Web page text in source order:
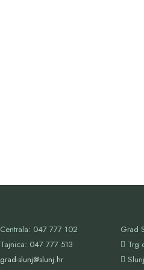
Centrala: 047 777 102
Tajnica: 047 777 513
grad-slunj@slunj.hr
Grad
Trg